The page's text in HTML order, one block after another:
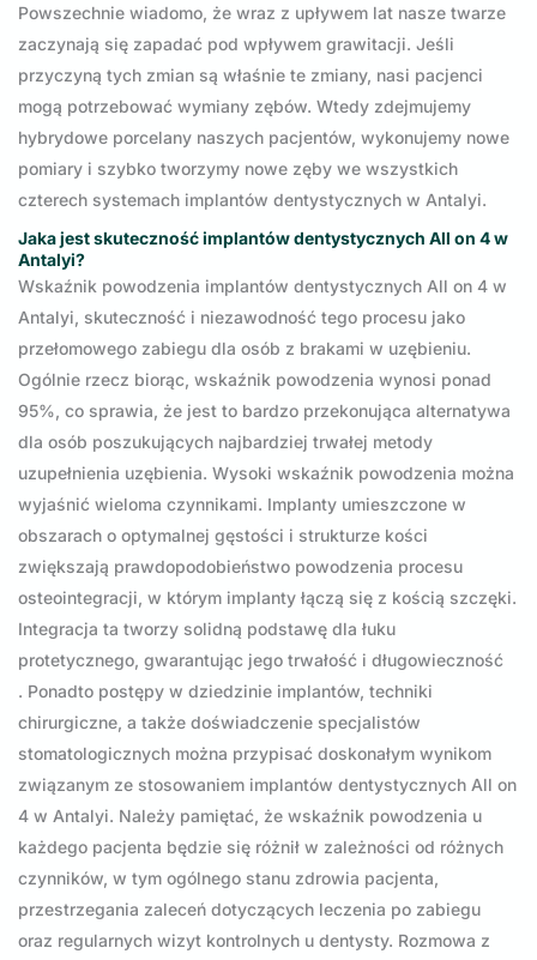
Powszechnie wiadomo, że wraz z upływem lat nasze twarze
zaczynają się zapadać pod wpływem grawitacji. Jeśli
przyczyną tych zmian są właśnie te zmiany, nasi pacjenci
mogą potrzebować wymiany zębów. Wtedy zdejmujemy
hybrydowe porcelany naszych pacjentów, wykonujemy nowe
pomiary i szybko tworzymy nowe zęby we wszystkich
czterech systemach implantów dentystycznych w Antalyi.
Jaka jest skuteczność implantów dentystycznych All on 4 w
Antalyi?
Wskaźnik powodzenia implantów dentystycznych All on 4 w
Antalyi, skuteczność i niezawodność tego procesu jako
przełomowego zabiegu dla osób z brakami w uzębieniu.
Ogólnie rzecz biorąc, wskaźnik powodzenia wynosi ponad
95%, co sprawia, że jest to bardzo przekonująca alternatywa
dla osób poszukujących najbardziej trwałej metody
uzupełnienia uzębienia. Wysoki wskaźnik powodzenia można
wyjaśnić wieloma czynnikami. Implanty umieszczone w
obszarach o optymalnej gęstości i strukturze kości
zwiększają prawdopodobieństwo powodzenia procesu
osteointegracji, w którym implanty łączą się z kością szczęki.
Integracja ta tworzy solidną podstawę dla łuku
protetycznego, gwarantując jego trwałość i długowieczność
. Ponadto postępy w dziedzinie implantów, techniki
chirurgiczne, a także doświadczenie specjalistów
stomatologicznych można przypisać doskonałym wynikom
związanym ze stosowaniem implantów dentystycznych All on
4 w Antalyi. Należy pamiętać, że wskaźnik powodzenia u
każdego pacjenta będzie się różnił w zależności od różnych
czynników, w tym ogólnego stanu zdrowia pacjenta,
przestrzegania zaleceń dotyczących leczenia po zabiegu
oraz regularnych wizyt kontrolnych u dentysty. Rozmowa z